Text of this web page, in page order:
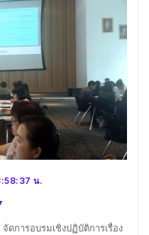
น.
การอบรมเชิงปฏิบัติการเรื่อง